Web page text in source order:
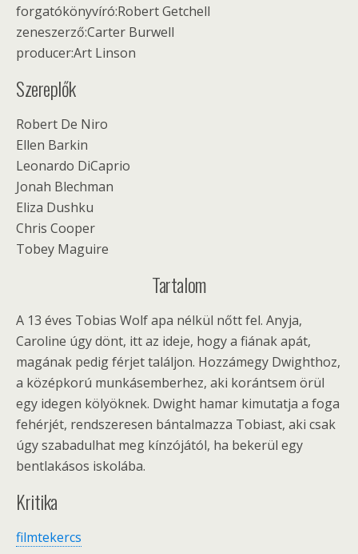
forgatókönyvíró:Robert Getchell
zeneszerző:Carter Burwell
producer:Art Linson
Szereplők
Robert De Niro
Ellen Barkin
Leonardo DiCaprio
Jonah Blechman
Eliza Dushku
Chris Cooper
Tobey Maguire
Tartalom
A 13 éves Tobias Wolf apa nélkül nőtt fel. Anyja,
Caroline úgy dönt, itt az ideje, hogy a fiának apát,
magának pedig férjet találjon. Hozzámegy Dwighthoz,
a középkorú munkásemberhez, aki korántsem örül
egy idegen kölyöknek. Dwight hamar kimutatja a foga
fehérjét, rendszeresen bántalmazza Tobiast, aki csak
úgy szabadulhat meg kínzójától, ha bekerül egy
bentlakásos iskolába.
Kritika
filmtekercs